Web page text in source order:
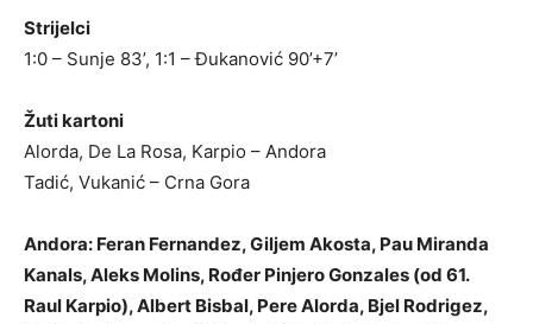
Strijelci
1:0 – Sunje 83’, 1:1 – Đukanović 90’+7’
Žuti kartoni
Alorda, De La Rosa, Karpio – Andora
Tadić, Vukanić – Crna Gora
Andora: Feran Fernandez, Giljem Akosta, Pau Miranda
Kanals, Aleks Molins, Rođer Pinjero Gonzales (od 61.
Raul Karpio), Albert Bisbal, Pere Alorda, Bjel Rodrigez,